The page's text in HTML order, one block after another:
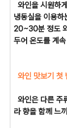
와인을 시원하
냉동실을 이용
20~30분 정도
두어 온도를 계
와인 맛보기 첫
와인은 다른 주
라 향을 함께 느